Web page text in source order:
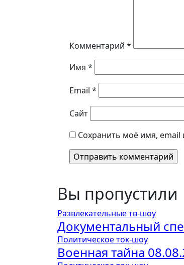
Комментарий *
Имя *
Email *
Сайт
Сохранить моё имя, email
Вы пропустили
Развлекательные тв-шоу
Документальный
Политическое ток-шоу
Военная тайна